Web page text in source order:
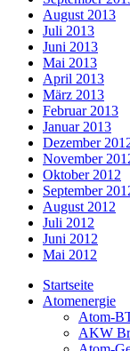
August 2013
Juli 2013
Juni 2013
Mai 2013
April 2013
März 2013
Februar 2013
Januar 2013
Dezember
November
Oktober 2012
September
August 2012
Juli 2012
Juni 2012
Mai 2012
Startseite
Atomenergie
Atom-
AKW